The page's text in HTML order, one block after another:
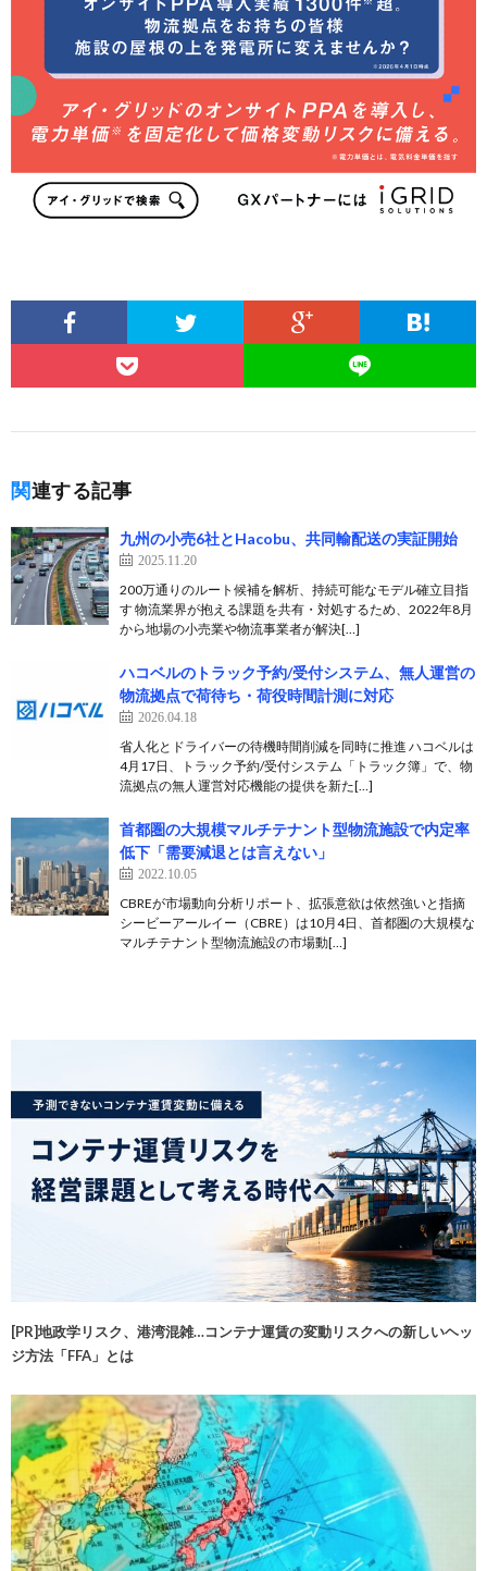
関連する記事
九州の小売6社とHacobu、共同輸配送の実証開始
2025.11.20
200万通りのルート候補を解析、持続可能なモデル確立目指
す 物流業界が抱える課題を共有・対処するため、2022年8月
から地場の小売業や物流事業者が解決[…]
ハコベルのトラック予約/受付システム、無人運営の
物流拠点で荷待ち・荷役時間計測に対応
2026.04.18
省人化とドライバーの待機時間削減を同時に推進 ハコベルは
4月17日、トラック予約/受付システム「トラック簿」で、物
流拠点の無人運営対応機能の提供を新た[…]
首都圏の大規模マルチテナント型物流施設で内定率
低下「需要減退とは言えない」
2022.10.05
CBREが市場動向分析リポート、拡張意欲は依然強いと指摘
シービーアールイー（CBRE）は10月4日、首都圏の大規模な
マルチテナント型物流施設の市場動[…]
[PR]地政学リスク、港湾混雑…コンテナ運賃の変動リスクへの新しいヘッ
ジ方法「FFA」とは